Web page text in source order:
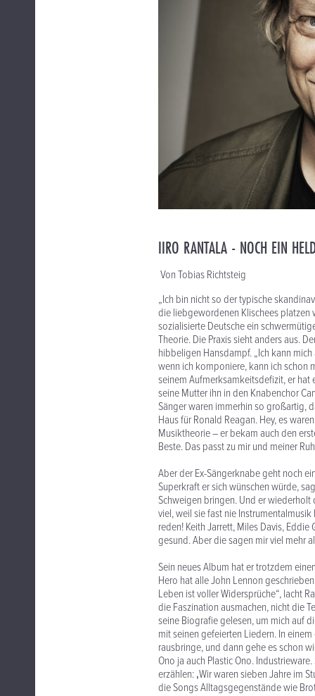
IIRO RANTALA - NOCH EIN
Von Tobias Richtsteig
„Ich bin nicht so der typische
die liebgewordenen Klischees platzen
sozialisierte Deutsche ein
Theorie. Die Praxis sieht anders aus.
hibbeligen Hansdampf. „Ich kann
wenn ich komponiere, kann ich schon
seinem Aufmerksamkeitsdefizit, er
seine Mutter ihn in den Knabenchor
Sänger waren immerhin so großartig,
Haus für Ronald Reagan. Hey, es
Musiktheorie – er bekam auch den
Beste. Das passt zu mir und meiner
Aber der Ex-Sängerknabe geht noch
Superkraft er sich wünschen würde,
Schweigen bringen. Und er wiederholt
viel, weil sie fast nie
reden! Keith Jarrett, Miles Davis,
gesund. Aber die sagen mir viel mehr
Sein neues Album hat er trotzdem
Hero hat alle John Lennon
Leben ist voller Widersprüche“, lacht
die Faszination ausmachen, nicht die
seine Biografie gelesen, um mich auf
mit seinen gefeierten Liedern. In
rausbringe, und dann gehe es schon
Ono ja auch Plastic Ono.
erzählen: ‚Wir waren sieben Jahre im
die Songs Alltagsgegenstände wie